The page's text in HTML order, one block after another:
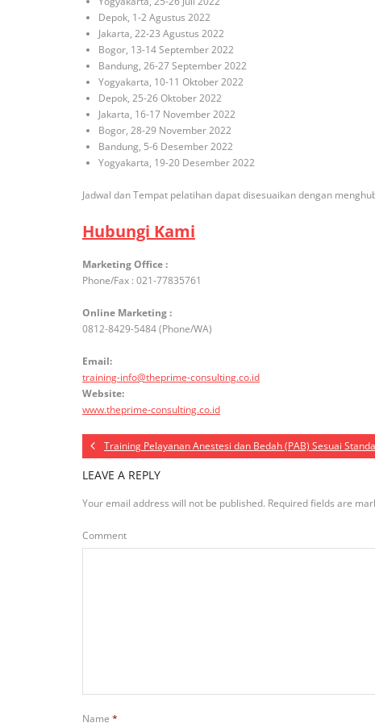
Depok, 1-2 Agustus 2022
Jakarta, 22-23 Agustus 2022
Bogor, 13-14 September 2022
Bandung, 26-27 September 2022
Yogyakarta, 10-11 Oktober 2022
Depok, 25-26 Oktober 2022
Jakarta, 16-17 November 2022
Bogor, 28-29 November 2022
Bandung, 5-6 Desember 2022
Yogyakarta, 19-20 Desember 2022
Jadwal dan Tempat pelatihan dapat disesuaikan dengan
Hubungi Kami
Marketing Office :
Phone/Fax : 021-77835761
Online Marketing :
0812-8429-5484 (Phone/WA)
Email:
training-info@theprime-consulting.co.id
Website:
www.theprime-consulting.co.id
Training Pelayanan Anestesi dan Bedah (PAB) Sesuai
LEAVE A REPLY
Your email address will not be published. Required fields are
Comment
Name *